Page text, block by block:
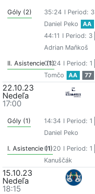
Góly (2) 35:24 I Period: 3
Daniel Peko
AA
44:11 I Period: 3
Adrian Maňkoš
II. Asistencie (1)
01:24 I Period: 1
Tomčo
AA 77
22.10.23
Nedeľa
17:00
Góly (1) 14:34 I Period: 1
Daniel Peko
I. Asistencie (1)01:20 I Period: 1
Kanuščák
15.10.23
Nedeľa
18:15